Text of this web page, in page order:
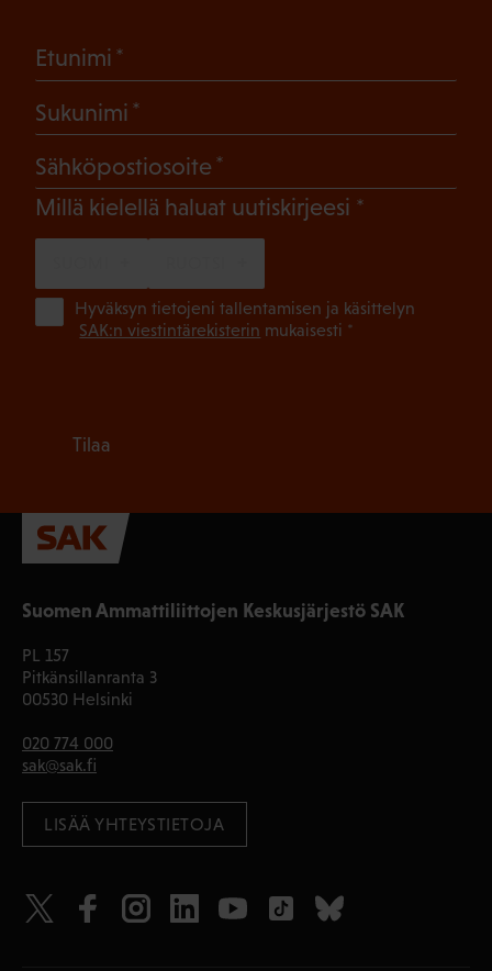
Suomen Ammattiliittojen Keskusjärjestö SAK
PL 157
Pitkänsillanranta 3
00530 Helsinki
020 774 000
sak@sak.fi
LISÄÄ YHTEYSTIETOJA
Etunimi
Sukunimi
Sähköpostiosoite
Millä kielellä haluat uutiskirjeesi (Pakollinen)
Hyväksyn tietojeni tallentamisen ja käsittelyn
SAK:n viestintärekisterin mukaisesti *
Tilaa